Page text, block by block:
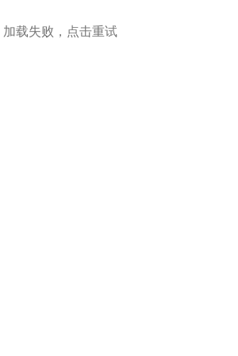
加载失败，点击重试